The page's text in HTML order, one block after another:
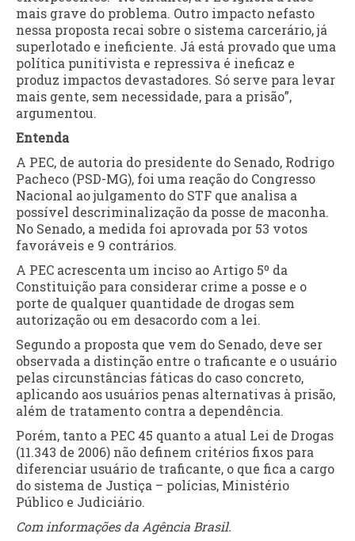
mais grave do problema. Outro impacto nefasto
nessa proposta recai sobre o sistema carcerário, já
superlotado e ineficiente. Já está provado que uma
política punitivista e repressiva é ineficaz e
produz impactos devastadores. Só serve para levar
mais gente, sem necessidade, para a prisão”,
argumentou.
Entenda
A PEC, de autoria do presidente do Senado, Rodrigo
Pacheco (PSD-MG), foi uma reação do Congresso
Nacional ao julgamento do STF que analisa a
possível descriminalização da posse de maconha.
No Senado, a medida foi aprovada por 53 votos
favoráveis e 9 contrários.
A PEC acrescenta um inciso ao Artigo 5º da
Constituição para considerar crime a posse e o
porte de qualquer quantidade de drogas sem
autorização ou em desacordo com a lei.
Segundo a proposta que vem do Senado, deve ser
observada a distinção entre o traficante e o usuário
pelas circunstâncias fáticas do caso concreto,
aplicando aos usuários penas alternativas à prisão,
além de tratamento contra a dependência.
Porém, tanto a PEC 45 quanto a atual Lei de Drogas
(11.343 de 2006) não definem critérios fixos para
diferenciar usuário de traficante, o que fica a cargo
do sistema de Justiça – polícias, Ministério
Público e Judiciário.
Com informações da Agência Brasil.